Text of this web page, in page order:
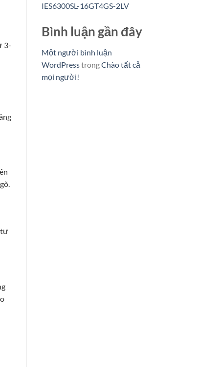
3-
tư
IES6300SL-16GT4GS-2LV
Bình luận gần đây
Một người bình luận
WordPresstrongChào tất cả
mọi người!